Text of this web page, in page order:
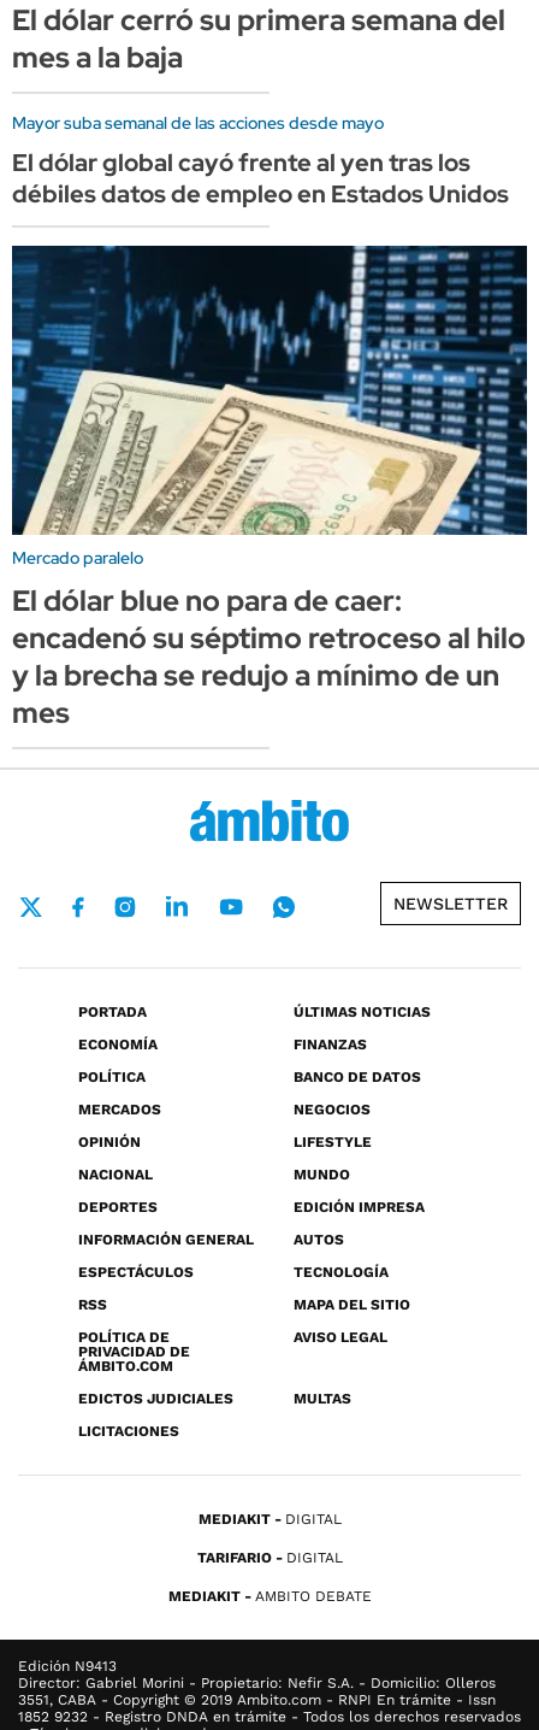
El dólar cerró su primera semana del
mes a la baja
Mayor suba semanal de las acciones desde mayo
El dólar global cayó frente al yen tras los
débiles datos de empleo en Estados Unidos
Mercado paralelo
El dólar blue no para de caer:
encadenó su séptimo retroceso al hilo
y la brecha se redujo a mínimo de un
mes
NEWSLETTER
PORTADA
ÚLTIMAS NOTICIAS
ECONOMÍA
FINANZAS
POLÍTICA
BANCO DE DATOS
MERCADOS
NEGOCIOS
OPINIÓN
LIFESTYLE
NACIONAL
MUNDO
DEPORTES
EDICIÓN IMPRESA
INFORMACIÓN GENERAL
AUTOS
ESPECTÁCULOS
TECNOLOGÍA
RSS
MAPA DEL SITIO
POLÍTICA DE
PRIVACIDAD DE
ÁMBITO.COM
AVISO LEGAL
EDICTOS JUDICIALES
MULTAS
LICITACIONES
MEDIAKIT DIGITAL
TARIFARIO DIGITAL
MEDIAKIT AMBITO DEBATE
Edición N9413
Director: Gabriel Morini - Propietario: Nefir S.A. - Domicilio: Olleros
3551, CABA - Copyright © 2019 Ambito.com - RNPI En trámite - Issn
1852 9232 - Registro DNDA en trámite - Todos los derechos reservados